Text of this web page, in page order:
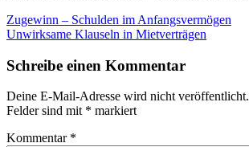
Beitragsnavigation
Zugewinn – Schulden im Anfangsvermögen
Unwirksame Klauseln in Mietverträgen
Schreibe einen Kommentar
Deine E-Mail-Adresse wird nicht veröffentlicht.
Felder sind mit * markiert
Kommentar *